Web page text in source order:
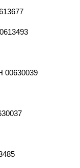
00630039